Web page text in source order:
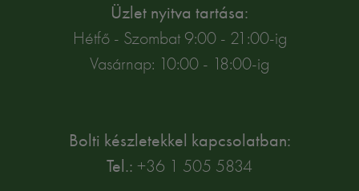
Üzlet nyitva tartása:
Hétfő - Szombat 9:00 - 21:00-ig
Vasárnap: 10:00 - 18:00-ig
Bolti készletekkel kapcsolatban:
Tel.: +36 1 505 5834